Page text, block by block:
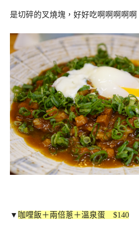
是切碎的叉燒塊，好好吃啊啊啊啊啊
▼ 咖哩飯＋兩倍蔥＋溫泉蛋 $140